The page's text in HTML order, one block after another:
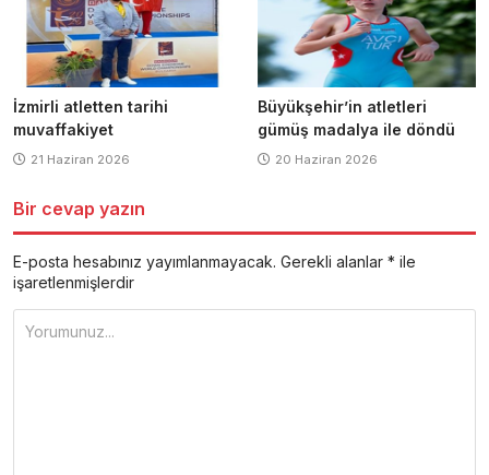
İzmirli atletten tarihi
muvaffakiyet
21 Haziran 2026
Büyükşehir’in atletleri
gümüş madalya ile döndü
20 Haziran 2026
Bir cevap yazın
E-posta hesabınız yayımlanmayacak. Gerekli alanlar * ile
işaretlenmişlerdir